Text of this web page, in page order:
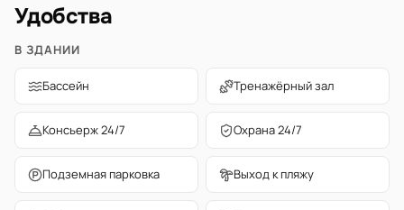
Удобства
В ЗДАНИИ
Бассейн Тренажёрный зал
Консьерж 24/7 Охрана 24/7
Подземная парковка Выход к пляжу